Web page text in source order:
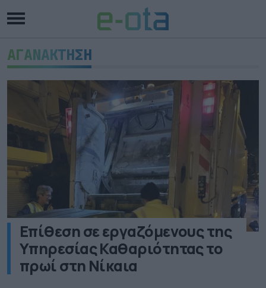
ΑΓΑΝΑΚΤΗΣΗ
Επίθεση σε εργαζόμενους της
Υπηρεσίας Καθαριότητας το
πρωί στη Νίκαια